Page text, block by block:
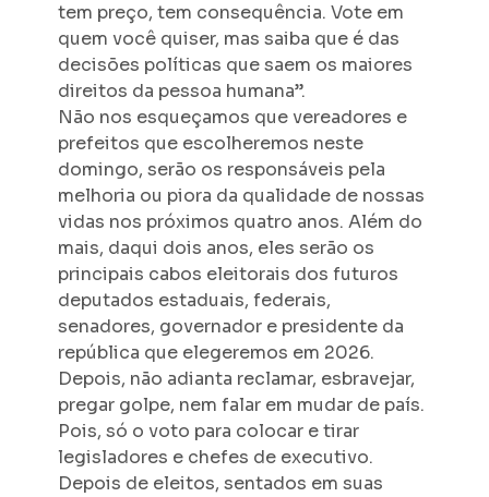
tem preço, tem consequência. Vote em
quem você quiser, mas saiba que é das
decisões políticas que saem os maiores
direitos da pessoa humana”.
Não nos esqueçamos que vereadores e
prefeitos que escolheremos neste
domingo, serão os responsáveis pela
melhoria ou piora da qualidade de nossas
vidas nos próximos quatro anos. Além do
mais, daqui dois anos, eles serão os
principais cabos eleitorais dos futuros
deputados estaduais, federais,
senadores, governador e presidente da
república que elegeremos em 2026.
Depois, não adianta reclamar, esbravejar,
pregar golpe, nem falar em mudar de país.
Pois, só o voto para colocar e tirar
legisladores e chefes de executivo.
Depois de eleitos, sentados em suas